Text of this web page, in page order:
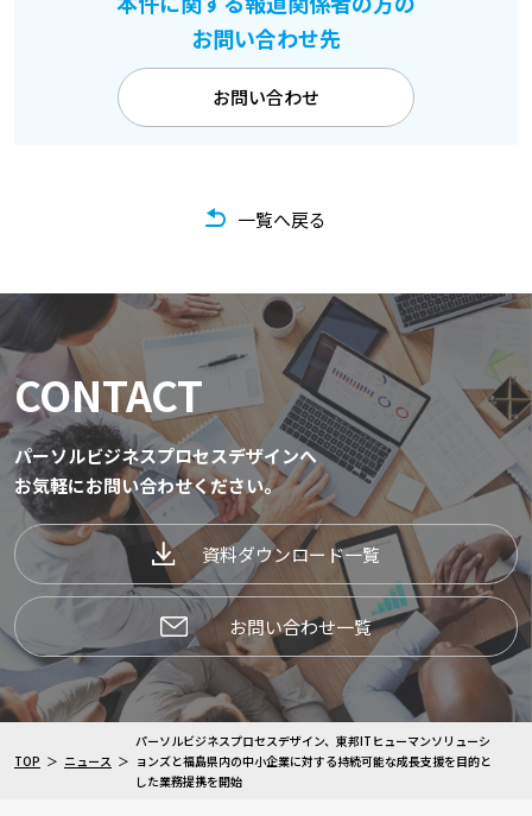
お問い合わせ先
お問い合わせ
一覧へ戻る
CONTACT
パーソルビジネスプロセスデザインへ
お気軽にお問い合わせください。
資料ダウンロード一覧
お問い合わせ一覧
TOP ニュース
パーソルビジネスプロセスデザイン、東邦ITヒューマンソリューシ
ョンズと福島県内の中小企業に対する持続可能な成長支援を目的と
した業務提携を開始